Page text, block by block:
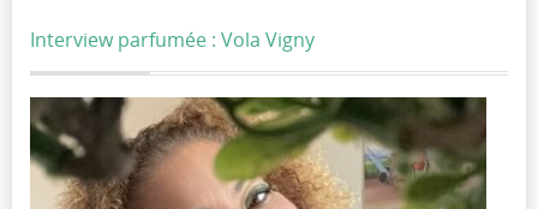
Interview parfumée : Vola Vigny